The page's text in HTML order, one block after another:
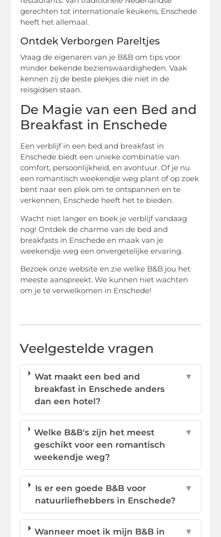
gerechten tot internationale keukens, Enschede
heeft het allemaal.
Ontdek Verborgen Pareltjes
Vraag de eigenaren van je B&B om tips voor
minder bekende bezienswaardigheden. Vaak
kennen zij de beste plekjes die niet in de
reisgidsen staan.
De Magie van een Bed and
Breakfast in Enschede
Een verblijf in een bed and breakfast in
Enschede biedt een unieke combinatie van
comfort, persoonlijkheid, en avontuur. Of je nu
een romantisch weekendje weg plant of op zoek
bent naar een plek om te ontspannen en te
verkennen, Enschede heeft het te bieden.
Wacht niet langer en boek je verblijf vandaag
nog! Ontdek de charme van de bed and
breakfasts in Enschede en maak van je
weekendje weg een onvergetelijke ervaring.
Bezoek onze website en zie welke B&B jou het
meeste aanspreekt. We kunnen niet wachten
om je te verwelkomen in Enschede!
Veelgestelde vragen
Wat maakt een bed and
breakfast in Enschede anders
dan een hotel?
▼
Welke B&B's zijn het meest
geschikt voor een romantisch
weekendje weg?
▼
Is er een goede B&B voor
natuurliefhebbers in Enschede?
▼
Wanneer moet ik mijn B&B in
▼